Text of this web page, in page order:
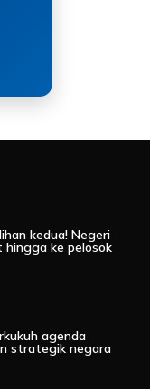
kedua! Negeri
hingga ke pelosok
agenda
strategik negara